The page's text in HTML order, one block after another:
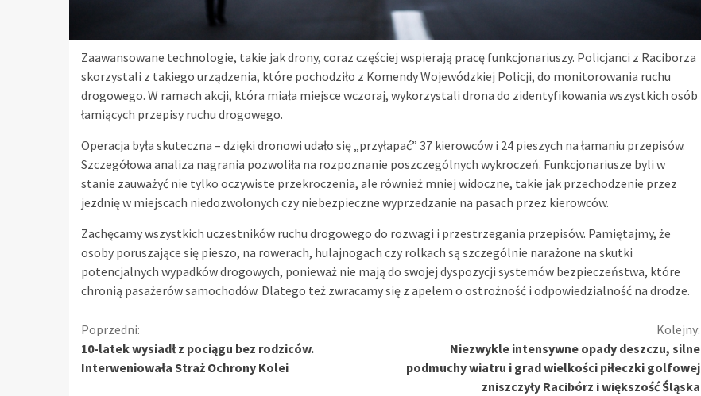
Zaawansowane technologie, takie jak drony, coraz częściej wspierają pracę funkcjonariuszy. Policjanci z Raciborza
skorzystali z takiego urządzenia, które pochodziło z Komendy Wojewódzkiej Policji, do monitorowania ruchu
drogowego. W ramach akcji, która miała miejsce wczoraj, wykorzystali drona do zidentyfikowania wszystkich osób
łamiących przepisy ruchu drogowego.
Operacja była skuteczna – dzięki dronowi udało się „przyłapać” 37 kierowców i 24 pieszych na łamaniu przepisów.
Szczegółowa analiza nagrania pozwoliła na rozpoznanie poszczególnych wykroczeń. Funkcjonariusze byli w
stanie zauważyć nie tylko oczywiste przekroczenia, ale również mniej widoczne, takie jak przechodzenie przez
jezdnię w miejscach niedozwolonych czy niebezpieczne wyprzedzanie na pasach przez kierowców.
Zachęcamy wszystkich uczestników ruchu drogowego do rozwagi i przestrzegania przepisów. Pamiętajmy, że
osoby poruszające się pieszo, na rowerach, hulajnogach czy rolkach są szczególnie narażone na skutki
potencjalnych wypadków drogowych, ponieważ nie mają do swojej dyspozycji systemów bezpieczeństwa, które
chronią pasażerów samochodów. Dlatego też zwracamy się z apelem o ostrożność i odpowiedzialność na drodze.
Kontynuuj
czytanie
Poprzedni:
10-latek wysiadł z pociągu bez rodziców.
Interweniowała Straż Ochrony Kolei
Kolejny:
Niezwykle intensywne opady deszczu, silne
podmuchy wiatru i grad wielkości piłeczki golfowej
zniszczyły Racibórz i większość Śląska